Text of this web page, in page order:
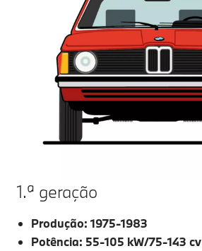
1.ª geração
Produção: 1975-1983
Potência: 55-105 kW/75-143 cv